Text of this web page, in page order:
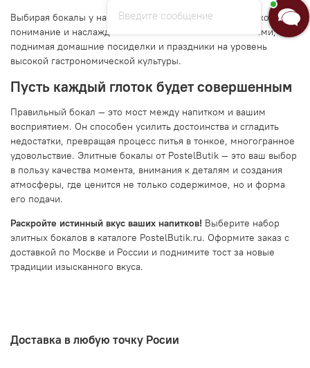
Выбирая бокалы у нас, вы инвестируете в более глубокое
понимание и наслаждение вашими любимыми напитками,
поднимая домашние посиделки и праздники на уровень
высокой гастрономической культуры.
Пусть каждый глоток будет совершенным
Правильный бокал — это мост между напитком и вашим
восприятием. Он способен усилить достоинства и сгладить
недостатки, превращая процесс питья в тонкое, многогранное
удовольствие. Элитные бокалы от PostelButik — это ваш выбор
в пользу качества момента, внимания к деталям и создания
атмосферы, где ценится не только содержимое, но и форма
его подачи.
Раскройте истинный вкус ваших напитков! Выберите набор
элитных бокалов в каталоге PostelButik.ru. Оформите заказ с
доставкой по Москве и России и поднимите тост за новые
традиции изысканного вкуса.
Доставка в любую точку Росии
Введите сообщение